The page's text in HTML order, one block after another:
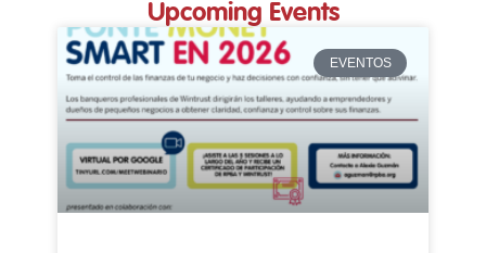
Upcoming Events
EVENTOS